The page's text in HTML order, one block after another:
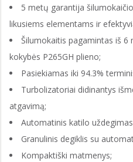
5 metų garantija
likusiems elementams ir
Šilumokaitis pagamintas iš
kokybės P265GH plieno;
Pasiekiamas iki 94.3%
Turbolizatoriai didinantys
atgavimą;
Automatinis katilo
Granulinis degiklis su
Kompaktiški matmenys;